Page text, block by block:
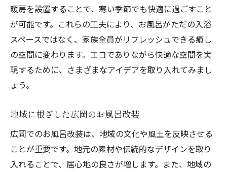
エコリフォームの具体的手法
環境に配慮した浴室作り
鳥取市でのリフォームプラン
エコで快適なお風呂の実現
広岡でのエコリフォームでお風呂を刷新
エコな浴室改装の新提案
お風呂をエコ化するメリット
快適で環境に優しいリフォーム
広岡で注目のリフォーム技術
暖房を設置することで、寒い季節でも快適に過ごすこと
が可能です。これらの工夫により、お風呂がただの入浴
スペースではなく、家族全員がリフレッシュできる癒し
の空間に変わります。エコでありながら快適な空間を実
現するために、さまざまなアイデアを取り入れてみまし
ょう。
地域に根ざした広岡のお風呂改装
広岡でのお風呂改装は、地域の文化や風土を反映させる
ことが重要です。地元の素材や伝統的なデザインを取り
入れることで、居心地の良さが増します。また、地域の